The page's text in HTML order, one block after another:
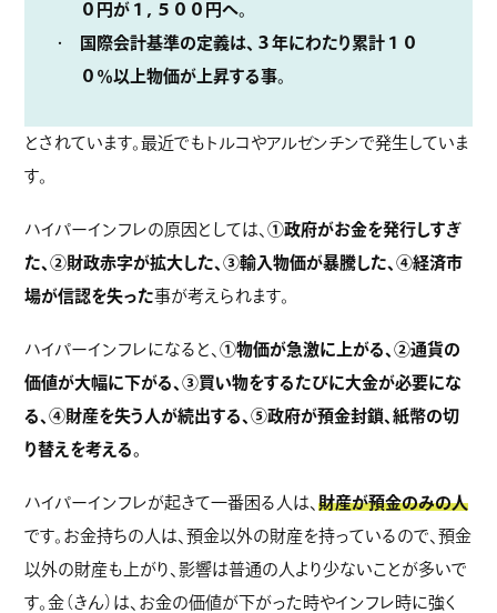
０円が１，５００円へ。
国際会計基準の定義は、３年にわたり累計１０
０％以上物価が上昇する事。
とされています。最近でもトルコやアルゼンチンで発生していま
す。
ハイパーインフレの原因としては、①政府がお金を発行しすぎ
た、②財政赤字が拡大した、③輸入物価が暴騰した、④経済市
場が信認を失った事が考えられます。
ハイパーインフレになると、①物価が急激に上がる、②通貨の
価値が大幅に下がる、③買い物をするたびに大金が必要にな
る、④財産を失う人が続出する、⑤政府が預金封鎖、紙幣の切
り替えを考える。
ハイパーインフレが起きて一番困る人は、財産が預金のみの人
です。お金持ちの人は、預金以外の財産を持っているので、預金
以外の財産も上がり、影響は普通の人より少ないことが多いで
す。金（きん）は、お金の価値が下がった時やインフレ時に強く